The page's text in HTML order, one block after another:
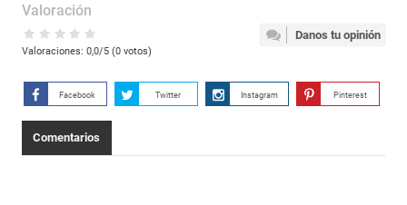
Danos tu opinión
Valoración
Valoraciones: 0,0/5 (0votos)
Facebook Twitter Instagram Pinterest
Comentarios